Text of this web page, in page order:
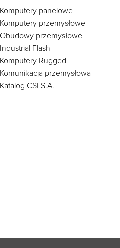
Komputery panelowe
Komputery przemysłowe
Obudowy przemysłowe
Industrial Flash
Komputery Rugged
Komunikacja przemysłowa
Katalog CSI S.A.